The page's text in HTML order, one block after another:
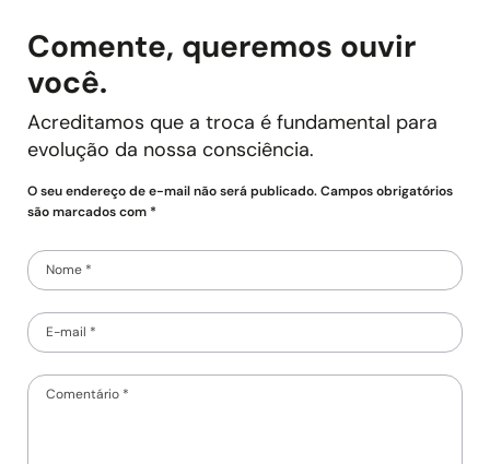
Comente, queremos ouvir
você.
Acreditamos que a troca é fundamental para
evolução da nossa consciência.
O seu endereço de e-mail não será publicado. Campos obrigatórios
são marcados com *